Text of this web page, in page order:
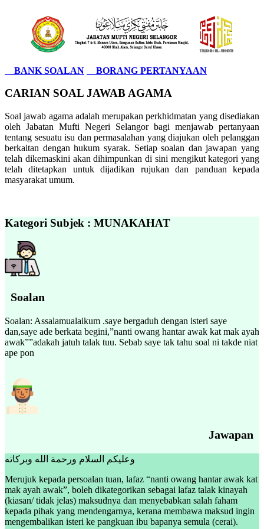
BANK SOALAN BORANG PERTANYAAN
CARIAN SOAL JAWAB AGAMA
Soal jawab agama adalah merupakan perkhidmatan yang disediakan
oleh Jabatan Mufti Negeri Selangor bagi menjawab pertanyaan
tentang sesuatu isu dan permasalahan yang diajukan oleh pelanggan
berkaitan dengan hukum syarak. Setiap soalan dan jawapan yang
telah dikemaskini akan dihimpunkan di sini mengikut kategori yang
telah ditetapkan untuk dijadikan rujukan dan panduan kepada
masyarakat umum.
Kategori Subjek : MUNAKAHAT
Soalan
Soalan: Assalamualaikum .saye bergaduh dengan isteri saye
dan,saye ade berkata begini,”nanti owang hantar awak kat mak ayah
awak””adakah jatuh talak tuu. Sebab saye tak tahu soal ni takde niat
ape pon
Jawapan
وعليكم السلام ورحمة الله وبركاته
Merujuk kepada persoalan tuan, lafaz “nanti owang hantar awak kat
mak ayah awak”, boleh dikategorikan sebagai lafaz talak kinayah
(kiasan/ tidak jelas) maksudnya dan menyebabkan salah faham
kepada pihak yang mendengarnya, kerana membawa maksud ingin
mengembalikan isteri ke pangkuan ibu bapanya semula (cerai).